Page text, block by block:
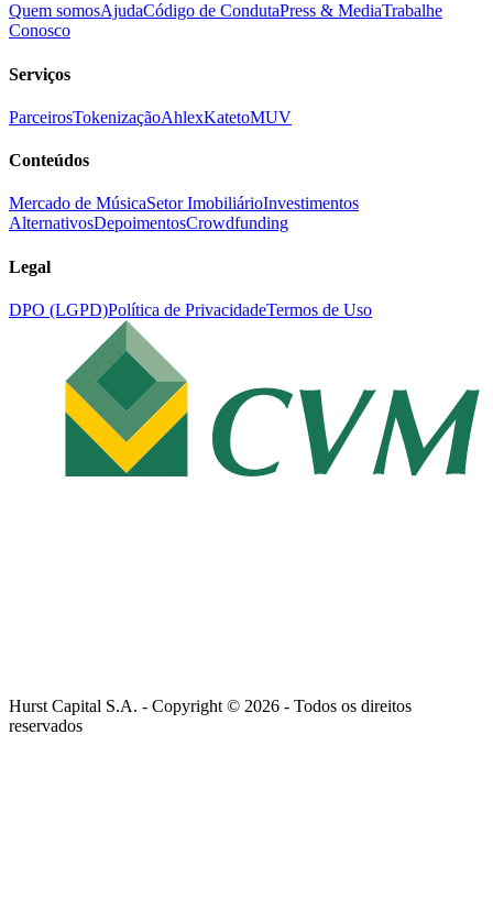
Quem somosAjudaCódigo de CondutaPress & MediaTrabalhe
Conosco
Serviços
ParceirosTokenizaçãoAhlexKatetoMUV
Conteúdos
Mercado de MúsicaSetor ImobiliárioInvestimentos
AlternativosDepoimentosCrowdfunding
Legal
DPO (LGPD)Política de PrivacidadeTermos de Uso
Hurst Capital S.A. - Copyright © 2026 - Todos os direitos
reservados